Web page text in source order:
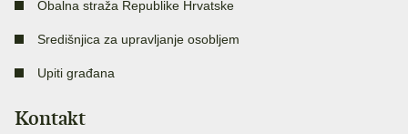
Obalna straža Republike Hrvatske
Središnjica za upravljanje osobljem
Upiti građana
Kontakt